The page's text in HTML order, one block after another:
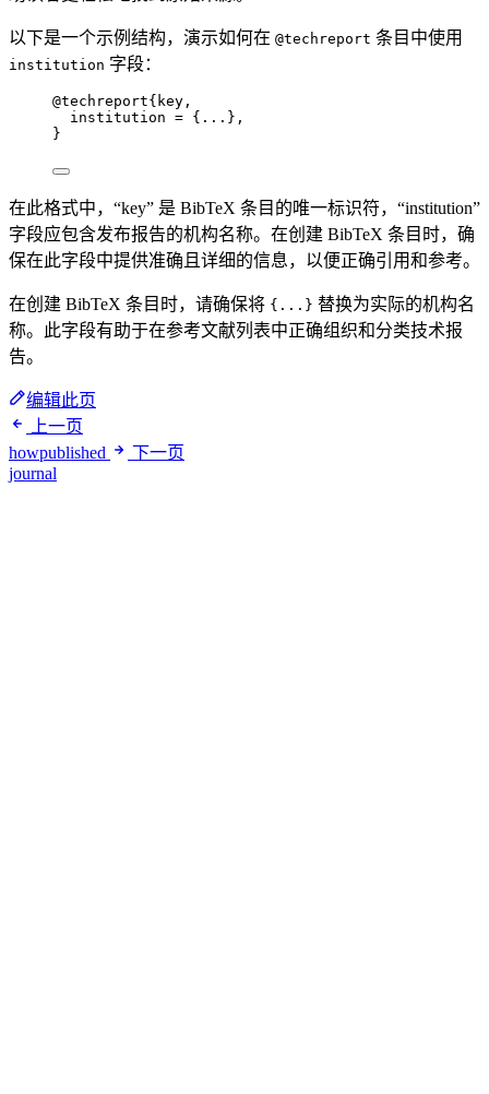
以下是一个示例结构，演示如何在 @techreport 条目中使用
institution 字段：
@techreport{key,
institution = { ... } ,
}
在此格式中，“key” 是 BibTeX 条目的唯一标识符，“institution”
字段应包含发布报告的机构名称。在创建 BibTeX 条目时，确
保在此字段中提供准确且详细的信息，以便正确引用和参考。
在创建 BibTeX 条目时，请确保将 {...} 替换为实际的机构名
称。此字段有助于在参考文献列表中正确组织和分类技术报
告。
编辑此页
上一页
howpublished
下一页
journal